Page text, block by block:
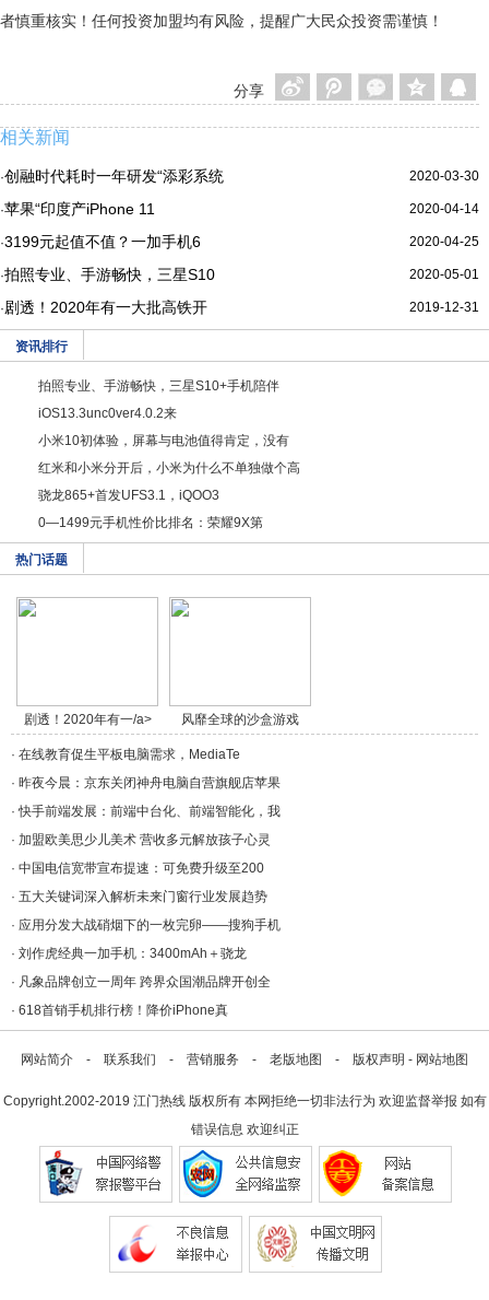
者慎重核实！任何投资加盟均有风险，提醒广大民众投资需谨慎！
分享
相关新闻
2020-03-30
·创融时代耗时一年研发“添彩系统
2020-04-14
·苹果“印度产iPhone 11
2020-04-25
·3199元起值不值？一加手机6
2020-05-01
·拍照专业、手游畅快，三星S10
2019-12-31
·剧透！2020年有一大批高铁开
资讯排行
拍照专业、手游畅快，三星S10+手机陪伴
iOS13.3unc0ver4.0.2来
小米10初体验，屏幕与电池值得肯定，没有
红米和小米分开后，小米为什么不单独做个高
骁龙865+首发UFS3.1，iQOO3
0—1499元手机性价比排名：荣耀9X第
热门话题
剧透！2020年有一/a>
风靡全球的沙盒游戏
《/a>
· 在线教育促生平板电脑需求，MediaTe
· 昨夜今晨：京东关闭神舟电脑自营旗舰店苹果
·快手前端发展：前端中台化、前端智能化，我
· 加盟欧美思少儿美术 营收多元解放孩子心灵
· 中国电信宽带宣布提速：可免费升级至200
· 五大关键词深入解析未来门窗行业发展趋势
· 应用分发大战硝烟下的一枚完卵——搜狗手机
· 刘作虎经典一加手机：3400mAh＋骁龙
· 凡象品牌创立一周年 跨界众国潮品牌开创全
· 618首销手机排行榜！降价iPhone真
网站简介 - 联系我们 - 营销服务 - 老版地图 - 版权声明 - 网站地图
Copyright.2002-2019 江门热线版权所有 本网拒绝一切非法行为 欢迎监督举报 如有
错误信息 欢迎纠正